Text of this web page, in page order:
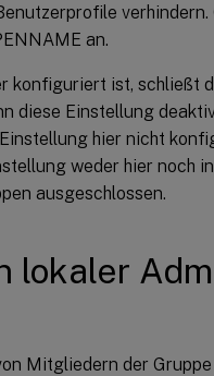
an.
konfiguriert ist, schließt
diese Einstellung
hier nicht
weder hier noch
ausgeschlossen.
lokaler
Mitgliedern der